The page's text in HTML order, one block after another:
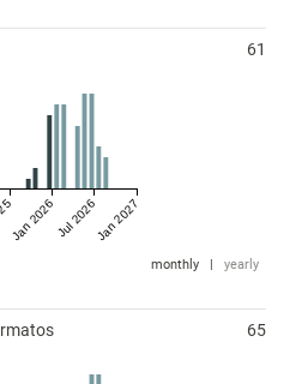
61
Jan 2026Jul 2026Jan 2027
monthly yearly
65